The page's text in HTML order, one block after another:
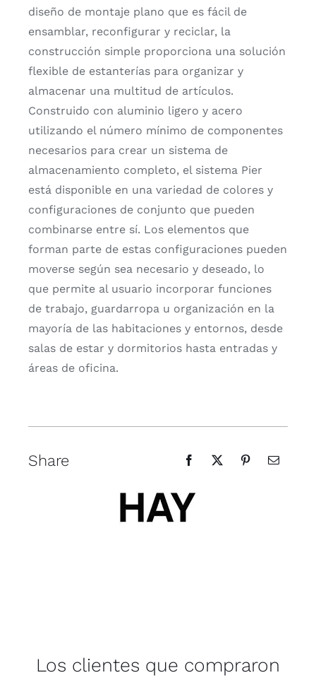
diseño de montaje plano que es fácil de
ensamblar, reconfigurar y reciclar, la
construcción simple proporciona una solución
flexible de estanterías para organizar y
almacenar una multitud de artículos.
Construido con aluminio ligero y acero
utilizando el número mínimo de componentes
necesarios para crear un sistema de
almacenamiento completo, el sistema Pier
está disponible en una variedad de colores y
configuraciones de conjunto que pueden
combinarse entre sí. Los elementos que
forman parte de estas configuraciones pueden
moverse según sea necesario y deseado, lo
que permite al usuario incorporar funciones
de trabajo, guardarropa u organización en la
mayoría de las habitaciones y entornos, desde
salas de estar y dormitorios hasta entradas y
áreas de oficina.
Share
Los clientes que compraron